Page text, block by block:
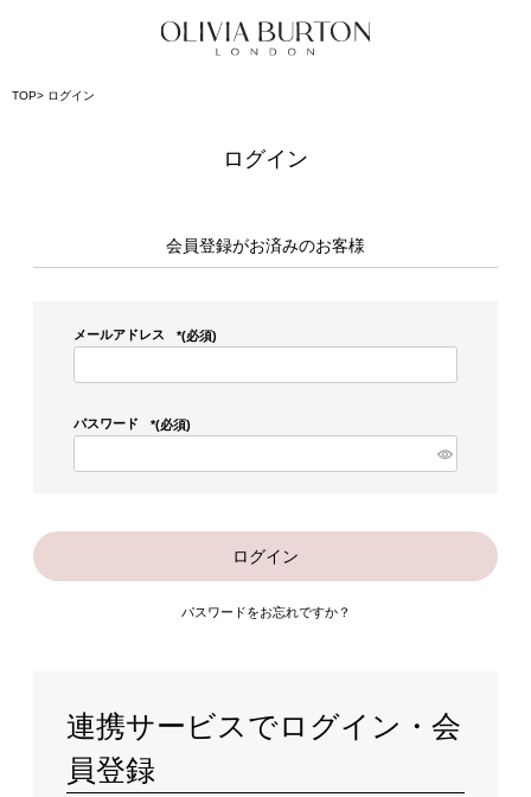
TOP ログイン
ログイン
会員登録がお済みのお客様
メールアドレス (必須)
パスワード (必須)
ログイン
パスワードをお忘れですか？
連携サービスでログイン・会
員登録